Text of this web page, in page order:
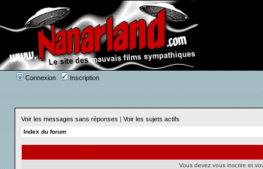
Connexion Inscription
Voir les messages sans réponses | Voir les sujets actifs
Index du forum
Vous devez vous inscrire et